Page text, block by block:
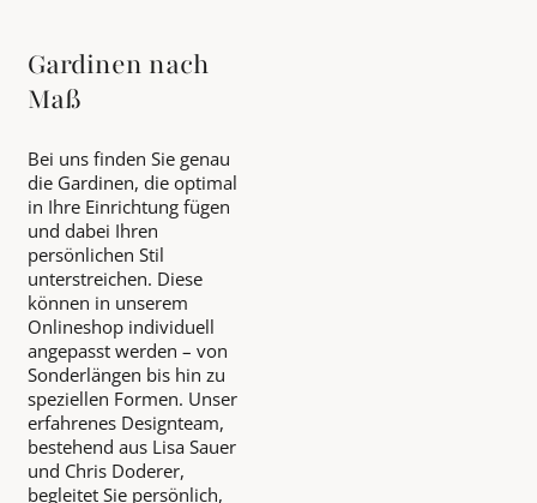
Gardinen nach
Maß
Bei uns finden Sie genau
die Gardinen, die optimal
in Ihre Einrichtung fügen
und dabei Ihren
persönlichen Stil
unterstreichen. Diese
können in unserem
Onlineshop individuell
angepasst werden – von
Sonderlängen bis hin zu
speziellen Formen. Unser
erfahrenes Designteam,
bestehend aus Lisa Sauer
und Chris Doderer,
begleitet Sie persönlich,